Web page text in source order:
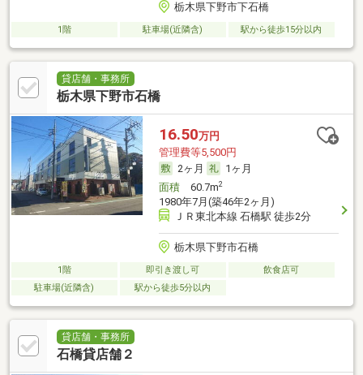
栃木県下野市下石橋
1階 駐車場(近隣含) 駅から徒歩15分以内
貸店舗・事務所
栃木県下野市石橋
16.50万円
管理費等5,500円
2ヶ月
1ヶ月
面積60.7m2
1980年7月(築46年2ヶ月)
ＪＲ東北本線 石橋駅 徒歩2分
栃木県下野市石橋
1階 即引き渡し可
飲食店可
駐車場(近隣含)
駅から徒歩5分以内
貸店舗・事務所
石橋貸店舗２